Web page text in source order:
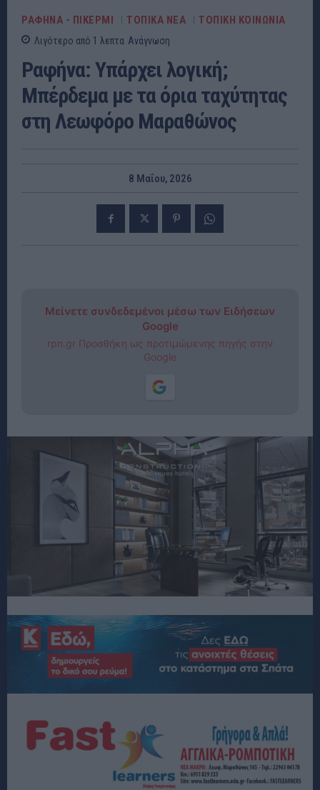
ΡΑΦΗΝΑ - ΠΙΚΕΡΜΙ ΤΟΠΙΚΑ ΝΕΑ ΤΟΠΙΚΗ ΚΟΙΝΩΝΙΑ
Λιγότερο από 1 λεπτα Ανάγνωση
Ραφήνα: Υπάρχει λογική;
Μπέρδεμα με τα όρια ταχύτητας
στη Λεωφόρο Μαραθώνος
8 Μαΐου, 2026
Μείνετε συνδεδεμένοι μέσω των Ειδήσεων
Google
rpn.gr Προσθήκη ως προτιμώμενης πηγής στην
Google